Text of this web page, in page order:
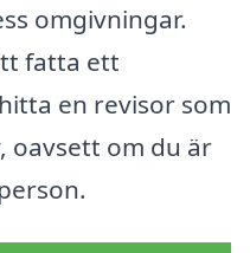
omgivningar.
fatta ett
en revisor som
oavsett om du är